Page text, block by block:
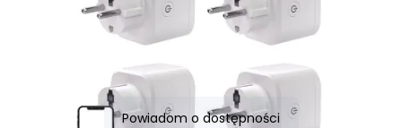
Powiadom o dostępności